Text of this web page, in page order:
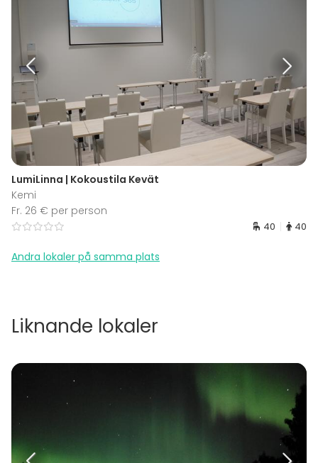
LumiLinna | Kokoustila Kevät
Kemi
Fr. 26 € per person
40 40
Andra lokaler på samma plats
Liknande lokaler